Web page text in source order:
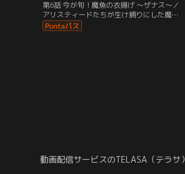
第6話 今が旬！魔魚の衣揚げ ～ザナス～／
アリスティードたちが生け捕りにした魔
魚・ザナスの下処理をするため川へと向か
うメルフィエラ。騎士たちの力も借りなが
動画配信サービスのTELASA（テラサ）